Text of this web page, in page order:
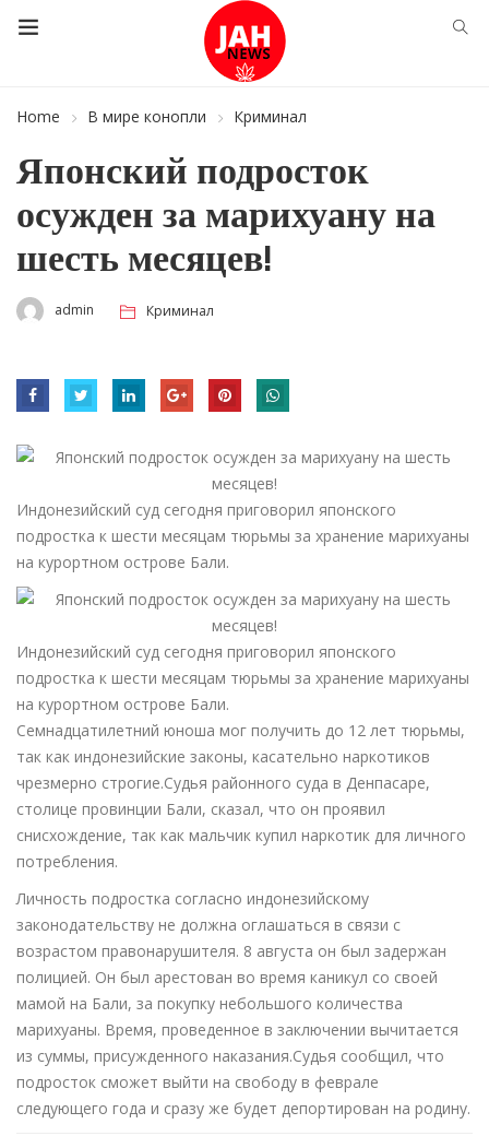
Home В мире конопли Криминал
Японский подросток
осужден за марихуану на
шесть месяцев!
admin Криминал
Индонезийский суд сегодня приговорил японского
подростка к шести месяцам тюрьмы за хранение марихуаны
на курортном острове Бали.
Индонезийский суд сегодня приговорил японского
подростка к шести месяцам тюрьмы за хранение марихуаны
на курортном острове Бали.
Семнадцатилетний юноша мог получить до 12 лет тюрьмы,
так как индонезийские законы, касательно наркотиков
чрезмерно строгие.Судья районного суда в Денпасаре,
столице провинции Бали, сказал, что он проявил
снисхождение, так как мальчик купил наркотик для личного
потребления.
Личность подростка согласно индонезийскому
законодательству не должна оглашаться в связи с
возрастом правонарушителя. 8 августа он был задержан
полицией. Он был арестован во время каникул со своей
мамой на Бали, за покупку небольшого количества
марихуаны. Время, проведенное в заключении вычитается
из суммы, присужденного наказания.Судья сообщил, что
подросток сможет выйти на свободу в феврале
следующего года и сразу же будет депортирован на родину.